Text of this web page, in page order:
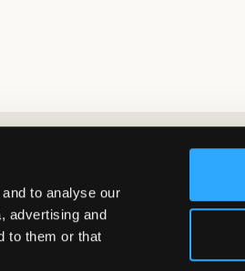
to analyse our
advertising and
to them or that